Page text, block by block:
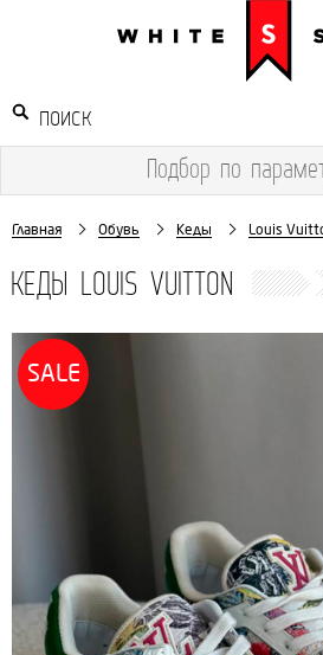
Подбор по
Главная Обувь Кеды Louis
КЕДЫ LOUIS VUITTON
SALE